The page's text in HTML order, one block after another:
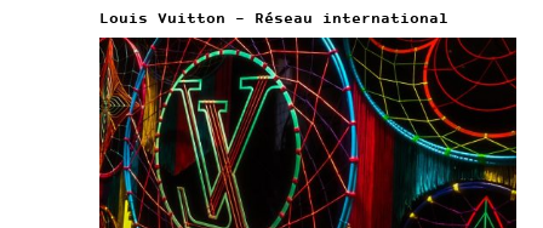
Louis Vuitton – Réseau international